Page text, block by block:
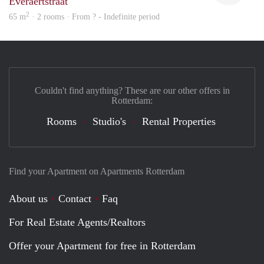
65 m2 · 2 rooms · From ? - Indefinite period
Find your Apartment on Apartments Rotterdam
About us Contact
Faq
For Real Estate Agents/Realtors
Offer your Apartment for free in Rotterdam
Couldn't find anything? These are our other offers in
Rotterdam:
Rooms Studio's Rental Properties